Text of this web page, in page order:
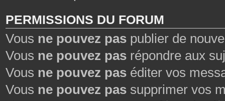
PERMISSIONS DU FORUM
Vous ne pouvez pas publier de
Vous ne pouvez pas répondre aux
Vous ne pouvez pas éditer vos
Vous ne pouvez pas supprimer vos